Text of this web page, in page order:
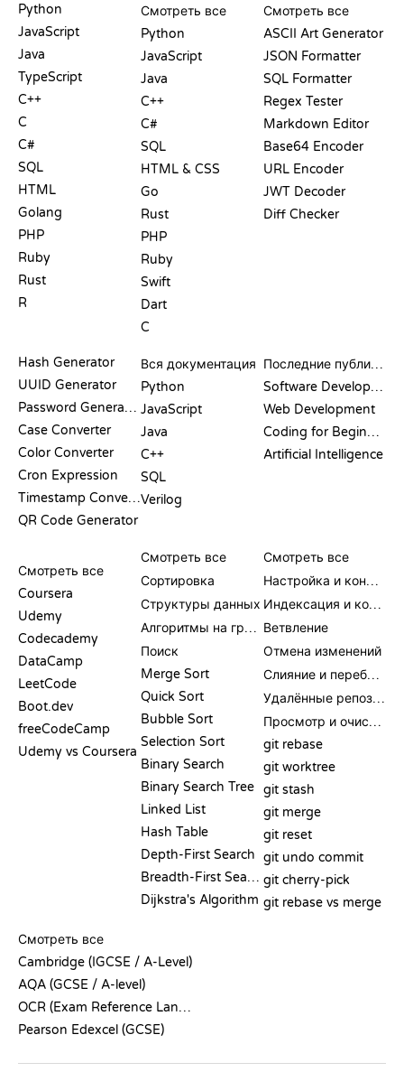
Python
JavaScript
Java
TypeScript
C++
C
C#
SQL
HTML
Golang
PHP
Ruby
Rust
R
Смотреть все
Python
JavaScript
Java
C++
C#
SQL
HTML & CSS
Go
Rust
PHP
Ruby
Swift
Dart
C
Смотреть все
ASCII Art Generator
JSON Formatter
SQL Formatter
Regex Tester
Markdown Editor
Base64 Encoder
URL Encoder
JWT Decoder
Diff Checker
Hash Generator
UUID Generator
Password Generator
Case Converter
Color Converter
Cron Expression
Timestamp Converter
QR Code Generator
Вся документация
Python
JavaScript
Java
C++
SQL
Verilog
Последние публикации
Software Development
Web Development
Coding for Beginners
Artificial Intelligence
Смотреть все
Coursera
Udemy
Codecademy
DataCamp
LeetCode
Boot.dev
freeCodeCamp
Udemy vs Coursera
Смотреть все
Сортировка
Структуры данных
Алгоритмы на графах
Поиск
Merge Sort
Quick Sort
Bubble Sort
Selection Sort
Binary Search
Binary Search Tree
Linked List
Hash Table
Depth-First Search
Breadth-First Search
Dijkstra's Algorithm
Смотреть все
Настройка и конфигурация
Индексация и коммит
Ветвление
Отмена изменений
Слияние и перебазирование
Удалённые репозитории
Просмотр и очистка
git rebase
git worktree
git stash
git merge
git reset
git undo commit
git cherry-pick
git rebase vs merge
Смотреть все
Cambridge (IGCSE / A-Level)
AQA (GCSE / A-level)
OCR (Exam Reference Language)
Pearson Edexcel (GCSE)